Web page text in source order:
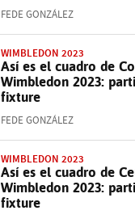
FEDE GONZÁLEZ
WIMBLEDON 2023
Así es el cuadro de
Wimbledon 2023:
fixture
FEDE GONZÁLEZ
WIMBLEDON 2023
Así es el cuadro de
Wimbledon 2023:
fixture